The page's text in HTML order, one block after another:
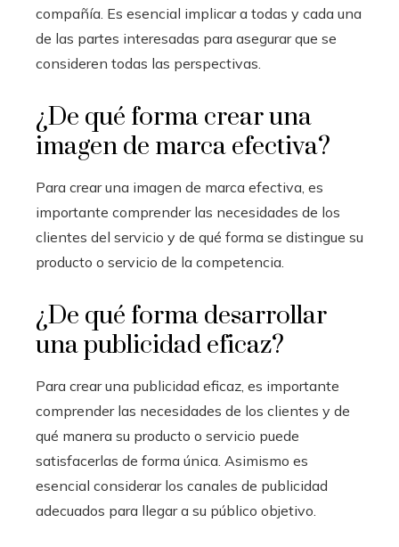
compañía. Es esencial implicar a todas y cada una
de las partes interesadas para asegurar que se
consideren todas las perspectivas.
¿De qué forma crear una
imagen de marca efectiva?
Para crear una imagen de marca efectiva, es
importante comprender las necesidades de los
clientes del servicio y de qué forma se distingue su
producto o servicio de la competencia.
¿De qué forma desarrollar
una publicidad eficaz?
Para crear una publicidad eficaz, es importante
comprender las necesidades de los clientes y de
qué manera su producto o servicio puede
satisfacerlas de forma única. Asimismo es
esencial considerar los canales de publicidad
adecuados para llegar a su público objetivo.